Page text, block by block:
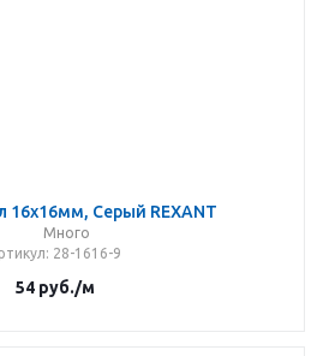
16х16мм, Серый REXANT
Много
: 28-1616-9
54руб./м